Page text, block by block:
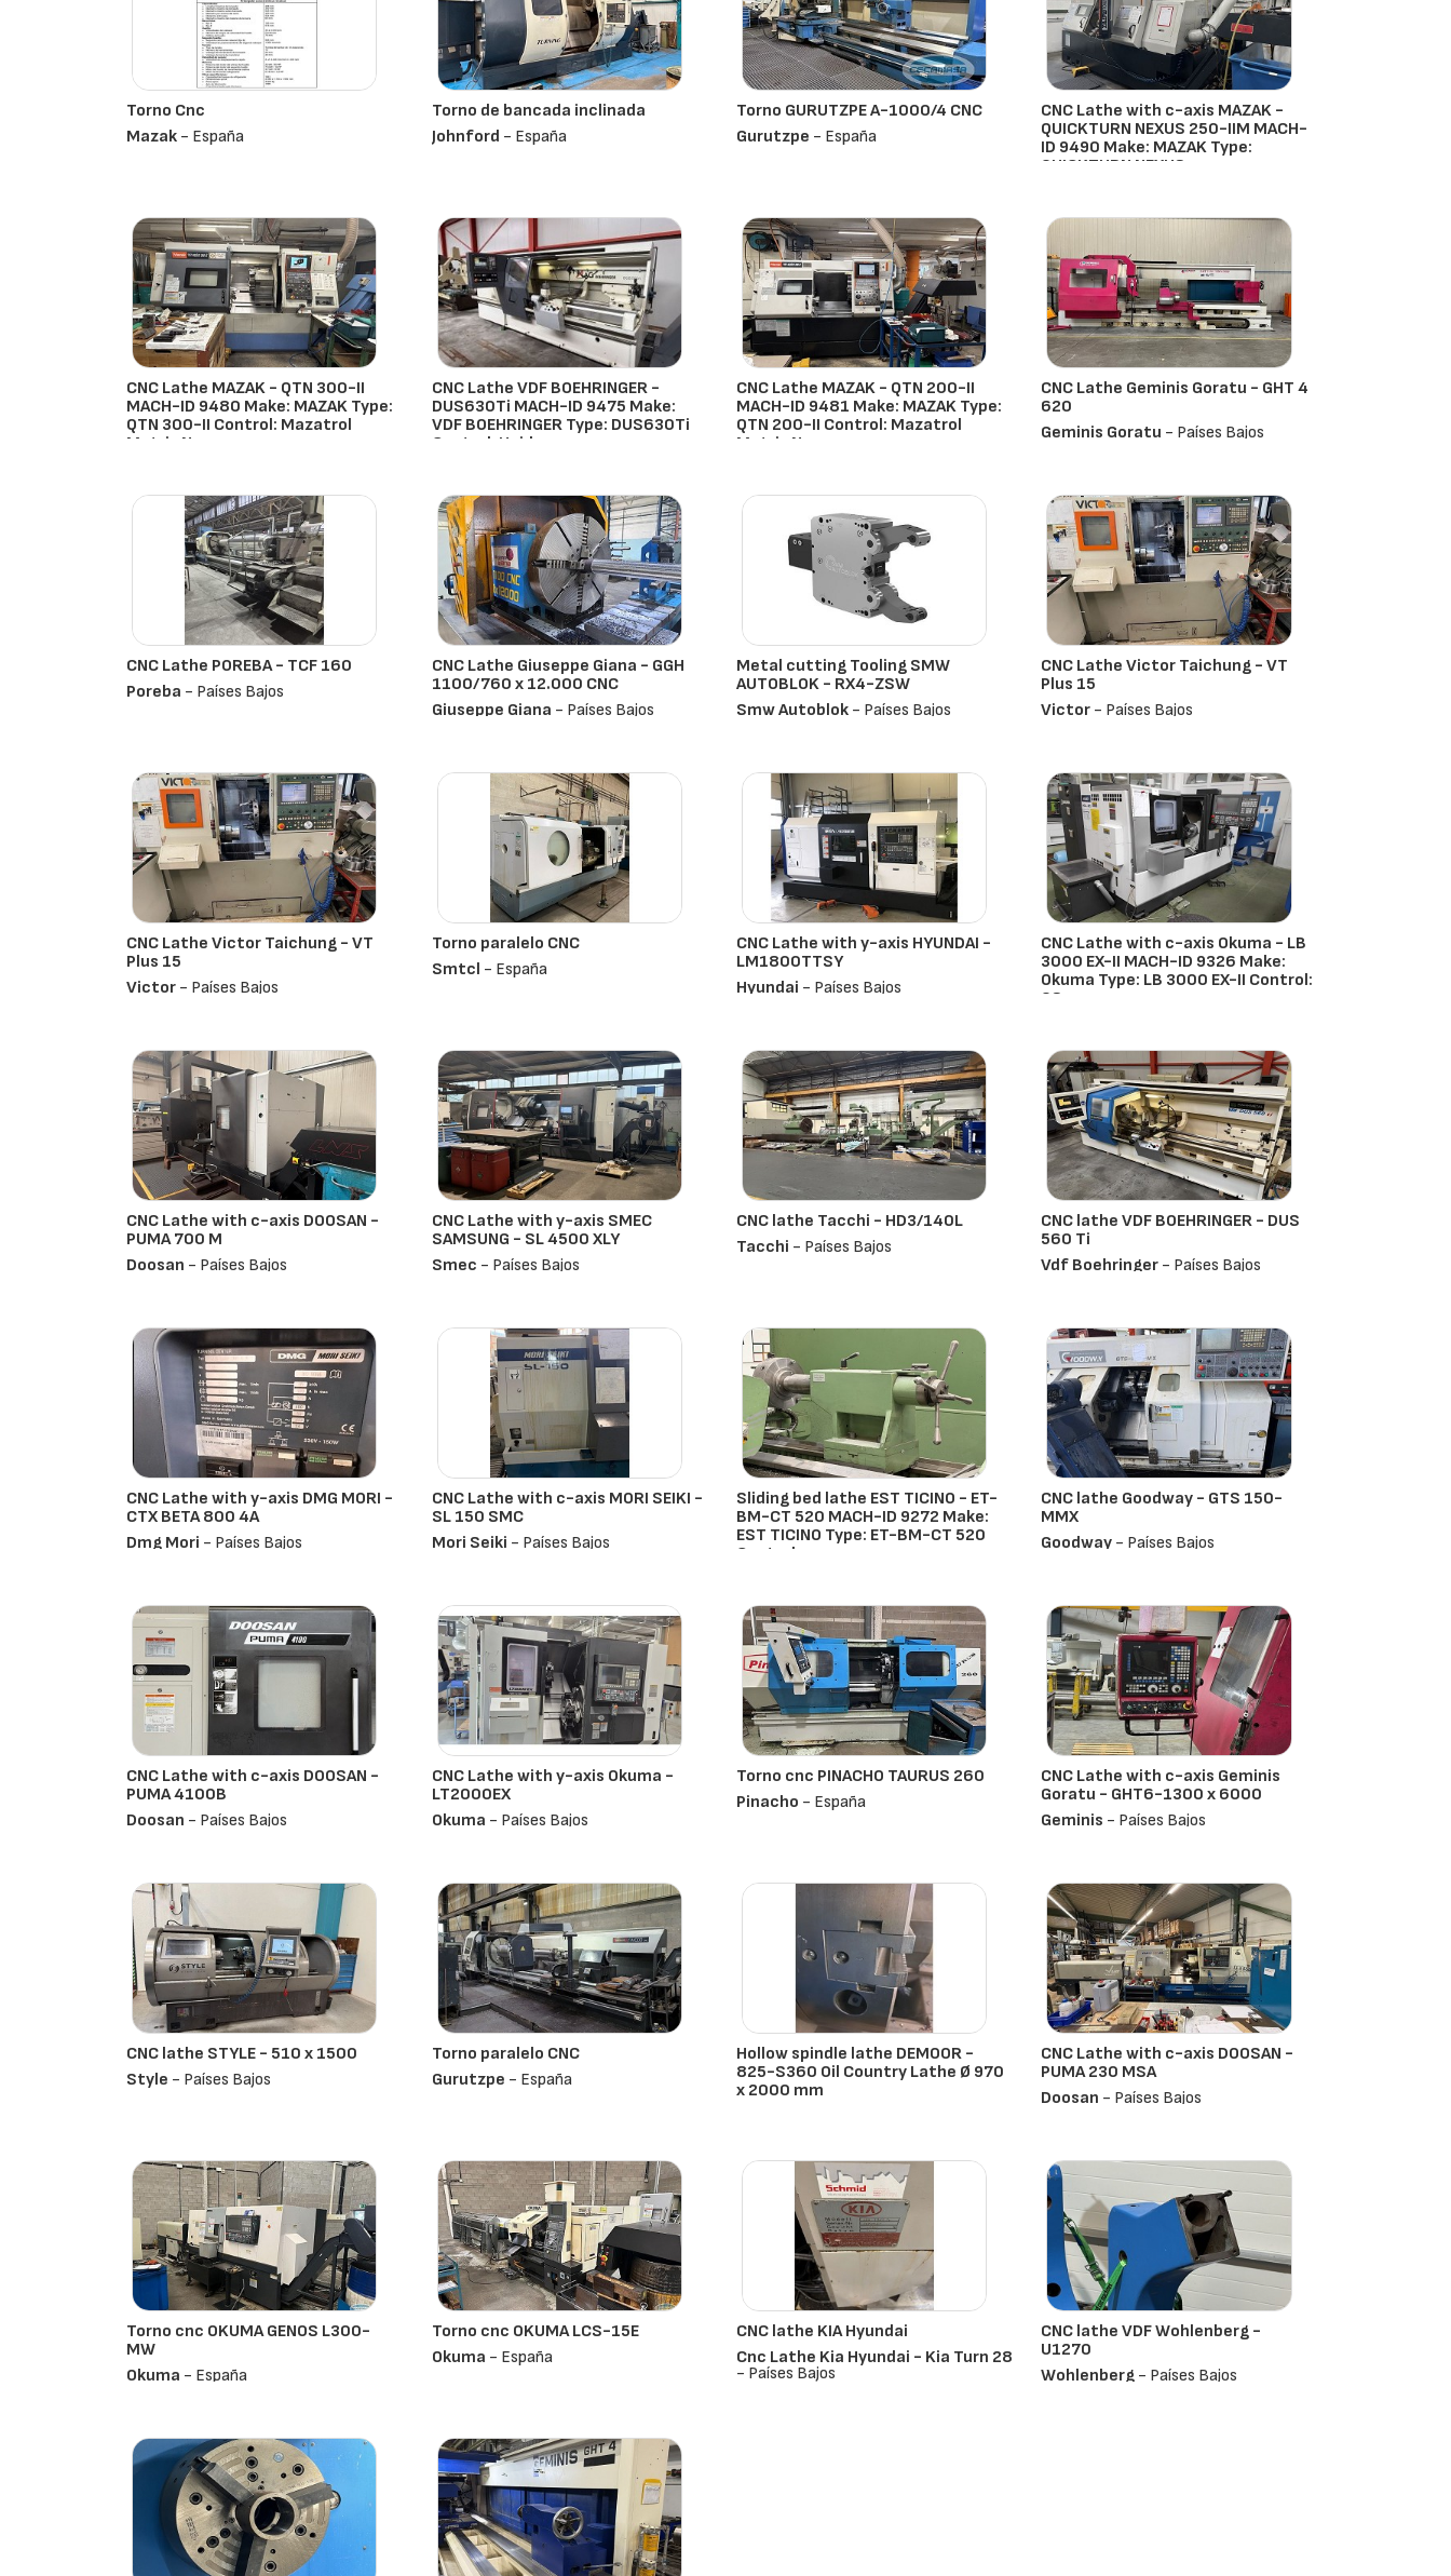
Torno Cnc
Mazak - España
Torno de bancada inclinada
Johnford - España
Torno GURUTZPE A-1000/4 CNC
Gurutzpe - España
CNC Lathe with c-axis MAZAK -
QUICKTURN NEXUS 250-IIM MACH-
ID 9490 Make: MAZAK Type:
QUICKTURN NEXUS
CNC Lathe MAZAK - QTN 300-II
MACH-ID 9480 Make: MAZAK Type:
QTN 300-II Control: Mazatrol
Matrix Nexu
CNC Lathe VDF BOEHRINGER -
DUS630Ti MACH-ID 9475 Make:
VDF BOEHRINGER Type: DUS630Ti
Control: Heiden
CNC Lathe MAZAK - QTN 200-II
MACH-ID 9481 Make: MAZAK Type:
QTN 200-II Control: Mazatrol
Matrix Nexu
CNC Lathe Geminis Goratu - GHT 4
620
Geminis Goratu - Países Bajos
CNC Lathe POREBA - TCF 160
Poreba - Países Bajos
CNC Lathe Giuseppe Giana - GGH
1100/760 x 12.000 CNC
Giuseppe Giana - Países Bajos
Metal cutting Tooling SMW
AUTOBLOK - RX4-ZSW
Smw Autoblok- Países Bajos
CNC Lathe Victor Taichung - VT
Plus 15
Victor - Países Bajos
CNC Lathe Victor Taichung - VT
Plus 15
Victor - Países Bajos
Torno paralelo CNC
Smtcl - España
CNC Lathe with y-axis HYUNDAI -
LM1800TTSY
Hyundai - Países Bajos
CNC Lathe with c-axis Okuma - LB
3000 EX-II MACH-ID 9326 Make:
Okuma Type: LB 3000 EX-II Control:
OS
CNC Lathe with c-axis DOOSAN -
PUMA 700 M
Doosan - Países Bajos
CNC Lathe with y-axis SMEC
SAMSUNG - SL 4500 XLY
Smec - Países Bajos
CNC lathe Tacchi - HD3/140L
Tacchi - Países Bajos
CNC lathe VDF BOEHRINGER - DUS
560 Ti
Vdf Boehringer - Países Bajos
CNC Lathe with y-axis DMG MORI -
CTX BETA 800 4A
Dmg Mori - Países Bajos
CNC Lathe with c-axis MORI SEIKI -
SL 150 SMC
Mori Seiki - Países Bajos
Sliding bed lathe EST TICINO - ET-
BM-CT 520 MACH-ID 9272 Make:
EST TICINO Type: ET-BM-CT 520
Control
CNC lathe Goodway - GTS 150-
MMX
Goodway - Países Bajos
CNC Lathe with c-axis DOOSAN -
PUMA 4100B
Doosan - Países Bajos
CNC Lathe with y-axis Okuma -
LT2000EX
Okuma - Países Bajos
Torno cnc PINACHO TAURUS 260
Pinacho - España
CNC Lathe with c-axis Geminis
Goratu - GHT6-1300 x 6000
Geminis - Países Bajos
CNC lathe STYLE - 510 x 1500
Style - Países Bajos
Torno paralelo CNC
Gurutzpe - España
Hollow spindle lathe DEMOOR -
825-S360 Oil Country Lathe Ø 970
x 2000 mm
CNC Lathe with c-axis DOOSAN -
PUMA 230 MSA
Doosan - Países Bajos
Torno cnc OKUMA GENOS L300-
MW
Okuma - España
Torno cnc OKUMA LCS-15E
Okuma - España
CNC lathe KIA Hyundai
Cnc Lathe Kia Hyundai - Kia Turn 28
- Países Bajos
CNC lathe VDF Wohlenberg -
U1270
Wohlenberg - Países Bajos